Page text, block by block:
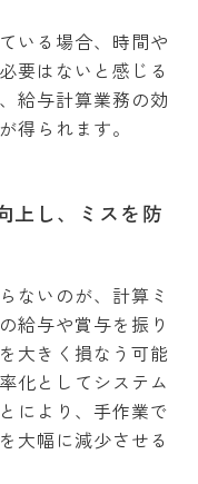
いる場合、時間や
要はないと感じる
給与計算業務の効
得られます。
上し、ミスを防
ないのが、計算ミ
給与や賞与を振り
大きく損なう可能
化としてシステム
により、手作業で
大幅に減少させる